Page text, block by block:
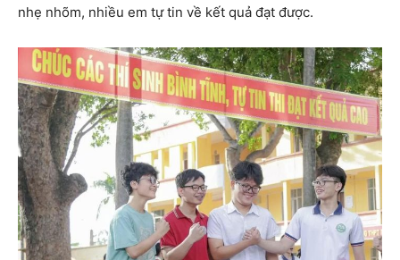
nhẹ nhõm, nhiều em tự tin về kết quả đạt được.